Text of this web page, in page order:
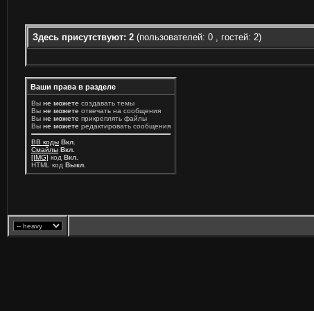
Здесь присутствуют: 2 (пользователей: 0 , гостей: 2)
Ваши права в разделе
Вы не можете создавать темы
Вы не можете отвечать на сообщения
Вы не можете прикреплять файлы
Вы не можете редактировать сообщения
BB коды Вкл.
Смайлы Вкл.
[IMG] код Вкл.
HTML код Выкл.